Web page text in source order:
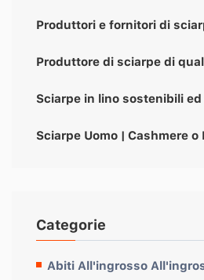
Produttori e fornitori di
Produttore di sciarpe di
Sciarpe in lino sostenibili
Sciarpe Uomo | Cashmere o
Categorie
Abiti All'ingrosso